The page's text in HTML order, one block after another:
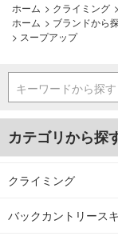
ホーム > クライミング >
ホーム > ブランドから
> スープアップ
キーワードから探す
カテゴリから探
クライミング
バックカントリース